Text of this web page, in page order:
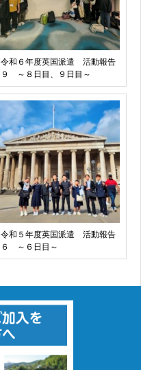
令和６年度英国派遣 活動報告
９ ～８日目、９日目～
令和５年度英国派遣 活動報告
６ ～６日目～